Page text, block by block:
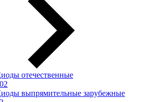
отечественные
выпрямительные зарубежные